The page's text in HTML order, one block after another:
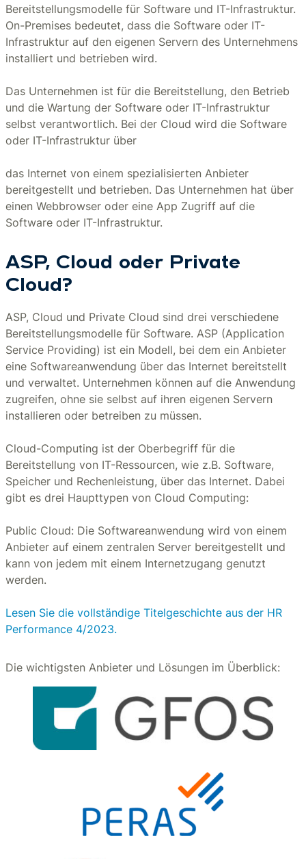
Bereitstellungsmodelle für Software und IT-Infrastruktur.
On-Premises bedeutet, dass die Software oder IT-
Infrastruktur auf den eigenen Servern des Unternehmens
installiert und betrieben wird.
Das Unternehmen ist für die Bereitstellung, den Betrieb
und die Wartung der Software oder IT-Infrastruktur
selbst verantwortlich. Bei der Cloud wird die Software
oder IT-Infrastruktur über
das Internet von einem spezialisierten Anbieter
bereitgestellt und betrieben. Das Unternehmen hat über
einen Webbrowser oder eine App Zugriff auf die
Software oder IT-Infrastruktur.
ASP, Cloud oder Private
Cloud?
ASP, Cloud und Private Cloud sind drei verschiedene
Bereitstellungsmodelle für Software. ASP (Application
Service Providing) ist ein Modell, bei dem ein Anbieter
eine Softwareanwendung über das Internet bereitstellt
und verwaltet. Unternehmen können auf die Anwendung
zugreifen, ohne sie selbst auf ihren eigenen Servern
installieren oder betreiben zu müssen.
Cloud-Computing ist der Oberbegriff für die
Bereitstellung von IT-Ressourcen, wie z.B. Software,
Speicher und Rechenleistung, über das Internet. Dabei
gibt es drei Haupttypen von Cloud Computing:
Public Cloud: Die Softwareanwendung wird von einem
Anbieter auf einem zentralen Server bereitgestellt und
kann von jedem mit einem Internetzugang genutzt
werden.
Lesen Sie die vollständige Titelgeschichte aus der HR
Performance 4/2023.
Die wichtigsten Anbieter und Lösungen im Überblick: